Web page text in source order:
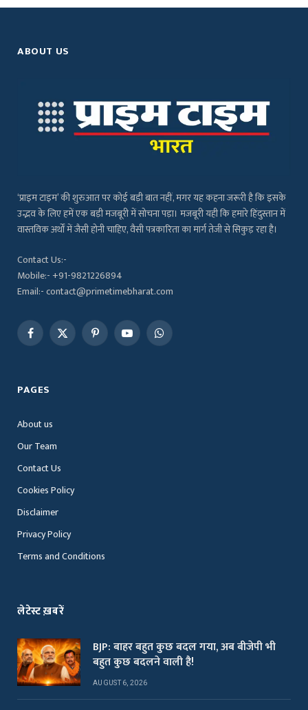
ABOUT US
‘प्राइम टाइम’ की शुरुआत पर कोई बड़ी बात नहीं, मगर यह कहना जरूरी है कि इसके
उद्भव के लिए हमें एक बड़ी मजबूरी में सोचना पड़ा। मजबूरी यही कि हमारे हिंदुस्तान में
वास्तविक अर्थों में जैसी होनी चाहिए, वैसी पत्रकारिता का मार्ग तेजी से सिकुड़ रहा है।
Contact Us:-
Mobile:- +91-9821226894
Email:- contact@primetimebharat.com
Facebook
X
PinterestYouTubeWhatsApp
PAGES
About us
Our Team
Contact Us
Cookies Policy
Disclaimer
Privacy Policy
Terms and Conditions
लेटेस्ट ख़बरें
BJP: बाहर बहुत कुछ बदल गया, अब बीजेपी भी
बहुत कुछ बदलने वाली है!
AUGUST 6, 2026